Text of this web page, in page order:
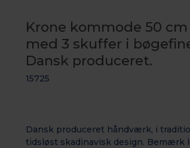
Krone kommode 50
med 3 skuffer i
Dansk produceret.
15725
Dansk produceret håndværk, i
tidsløst skadinavisk design. Bemærk